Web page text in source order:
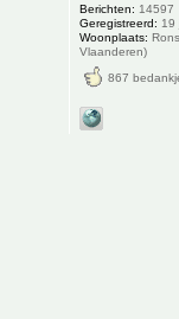
Berichten: 14597
Geregistreerd: 19
Woonplaats:
Vlaanderen)
867